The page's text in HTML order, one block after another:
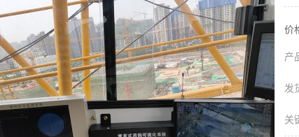
价
产
发
关